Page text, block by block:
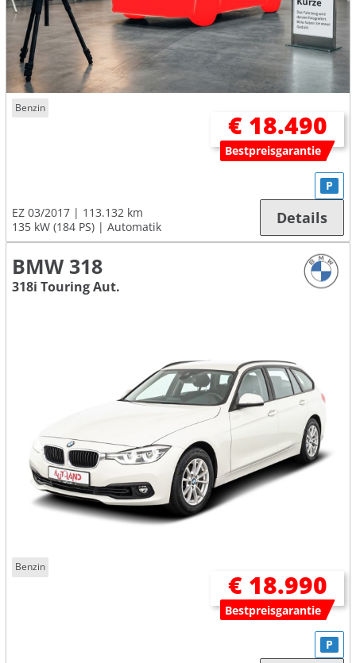
Benzin
€ 18.490
Bestpreisgarantie
EZ 03/2017
113.132 km
135 kW (184 PS)
Automatik
P
Details
BMW 318
318i Touring Aut.
Benzin
€ 18.990
Bestpreisgarantie
P